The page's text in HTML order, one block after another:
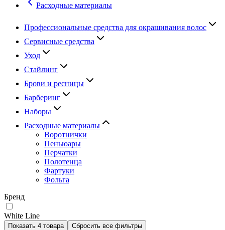
Расходные материалы
Профессиональные средства для окрашивания волос
Сервисные средства
Уход
Стайлинг
Брови и ресницы
Барберинг
Наборы
Расходные материалы
Воротнички
Пеньюары
Перчатки
Полотенца
Фартуки
Фольга
Бренд
White Line
Показать 4 товара
Сбросить все фильтры